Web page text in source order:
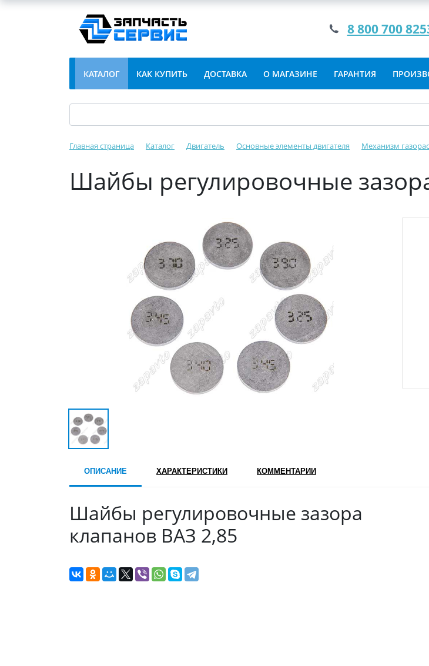
8 800 700
КАТАЛОГ КАК КУПИТЬ ДОСТАВКА О МАГАЗИНЕ ГАРАНТИЯ
Главная страница Каталог Двигатель Основные элементы двигателя Механизм
Шайбы регулировочные
ОПИСАНИЕ ХАРАКТЕРИСТИКИ КОММЕНТАРИИ
Шайбы регулировочные зазора
клапанов ВАЗ 2,85